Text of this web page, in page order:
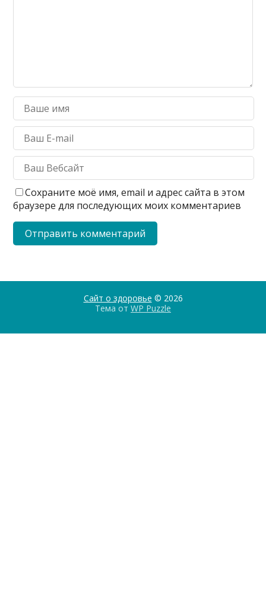
Сохраните моё имя, email и адрес сайта в этом
браузере для последующих моих комментариев
Сайт о здоровье © 2026
Тема от WP Puzzle